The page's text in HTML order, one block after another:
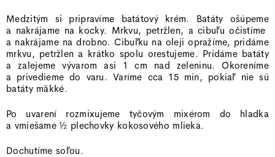
Medzitým si pripravíme batátový krém. Batáty ošúpeme
a nakrájame na kocky. Mrkvu, petržlen, a cibuľu očistíme
a nakrájame na drobno. Cibuľku na oleji opražíme, pridáme
mrkvu, petržlen a krátko spolu orestujeme. Pridáme batáty
a zalejeme vývarom asi 1 cm nad zeleninu. Okoreníme
a privedieme do varu. Varíme cca 15 min, pokiaľ nie sú
batáty mäkké.
Po uvarení rozmixujeme tyčovým mixérom do hladka
a vmiešame ½ plechovky kokosového mlieka.
Dochutíme soľou.